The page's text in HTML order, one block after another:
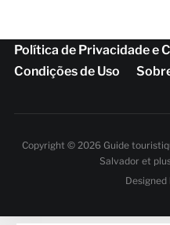
Política de Privacidade e
Condições de Uso
Copyright © 2026 Guide
Salvador et
Designed